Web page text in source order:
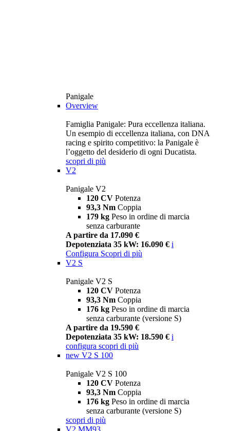
Panigale
Overview
Famiglia Panigale: Pura eccellenza italiana.
Un esempio di eccellenza italiana, con DNA
racing e spirito competitivo: la Panigale è
l’oggetto del desiderio di ogni Ducatista.
scopri di più
V2
Panigale V2
120 CV Potenza
93,3 Nm Coppia
179 kg Peso in ordine di marcia
senza carburante
A partire da 17.090 €
Depotenziata 35 kW: 16.090 € i
Configura Scopri di più
V2 S
Panigale V2 S
120 CV Potenza
93,3 Nm Coppia
176 kg Peso in ordine di marcia
senza carburante (versione S)
A partire da 19.590 €
Depotenziata 35 kW: 18.590 € i
configura scopri di più
new V2 S 100
Panigale V2 S 100
120 CV Potenza
93,3 Nm Coppia
176 kg Peso in ordine di marcia
senza carburante (versione S)
scopri di più
V2 MM93